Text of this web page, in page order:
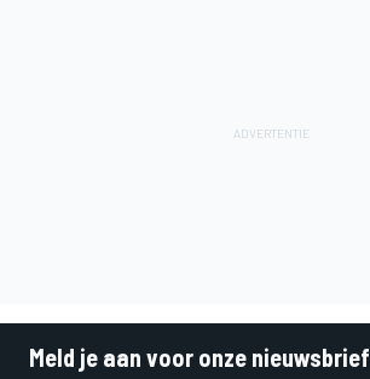
Meld je aan voor onze nieuwsbrief